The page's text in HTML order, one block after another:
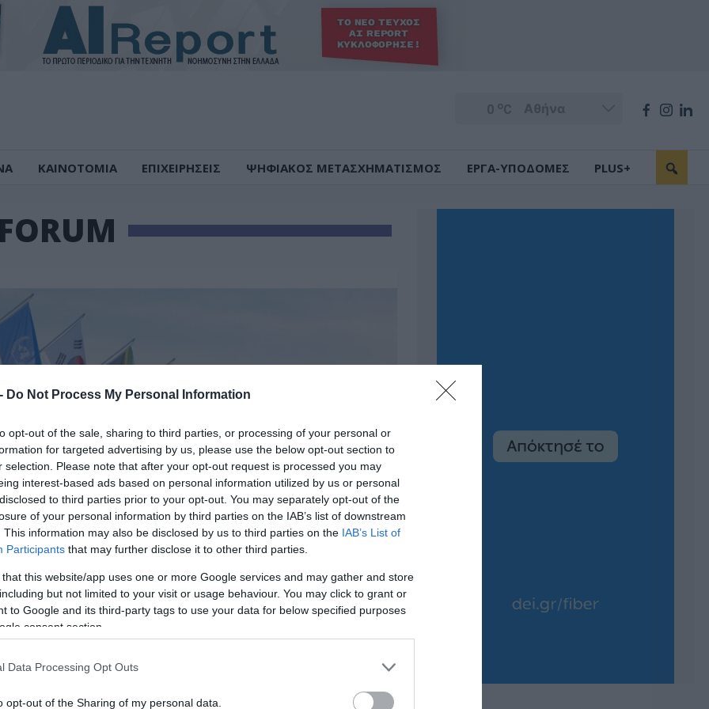
Do Not Process My Personal Information
opt-out of the sale, sharing to third parties, or processing of your personal or
for targeted advertising by us, please use the below opt-out section to
selection. Please note that after your opt-out request is processed you may
interest-based ads based on personal information utilized by us or personal
to third parties prior to your opt-out. You may separately opt-out of the
of your personal information by third parties on the IAB’s list of downstream
This information may also be disclosed by us to third parties on the IAB’s List of
Participants that may further disclose it to other third parties.
that this website/app uses one or more Google services and may gather and store
but not limited to your visit or usage behaviour. You may click to grant or
to Google and its third-party tags to use your data for below specified purposes
consent section.
Data Processing Opt Outs
opt-out of the Sharing of my personal data.
0 oC
ΚΑΙΝΟΤΟΜΙΑ ΕΠΙΧΕΙΡΗΣΕΙΣ ΨΗΦΙΑΚΟΣ ΜΕΤΑΣΧΗΜΑΤΙΣΜΟΣ ΕΡΓΑ-ΥΠΟΔΟΜΕΣ PLUS+